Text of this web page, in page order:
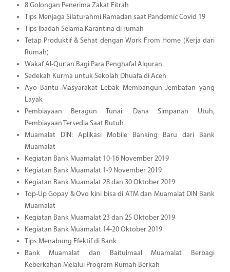
8 Golongan Penerima Zakat Fitrah
Tips Menjaga Silaturahmi Ramadan saat Pandemic Covid 19
Tips Ibadah Selama Karantina di rumah
Tetap Produktif & Sehat dengan Work From Home (Kerja dari
Rumah)
Wakaf Al-Qur’an Bagi Para Penghafal Alquran
Sedekah Kurma untuk Sekolah Dhuafa di Aceh
Ayo Bantu Masyarakat Lebak Membangun Jembatan yang
Layak
Pembiayaan Beragun Tunai: Dana Simpanan Utuh,
Pembiayaan Tersedia Saat Butuh
Muamalat DIN: Aplikasi Mobile Banking Baru dari Bank
Muamalat
Kegiatan Bank Muamalat 10-16 November 2019
Kegiatan Bank Muamalat 1-9 November 2019
Kegiatan Bank Muamalat 28 dan 30 Oktober 2019
Top-Up Gopay & Ovo kini bisa di ATM dan Muamalat DIN Bank
Muamalat
Kegiatan Bank Muamalat 23 dan 25 Oktober 2019
Kegiatan Bank Muamalat 14-20 Oktober 2019
Tips Menabung Efektif di Bank
Bank Muamalat dan Baitulmaal Muamalat Berbagi
Keberkahan Melalui Program Rumah Berkah